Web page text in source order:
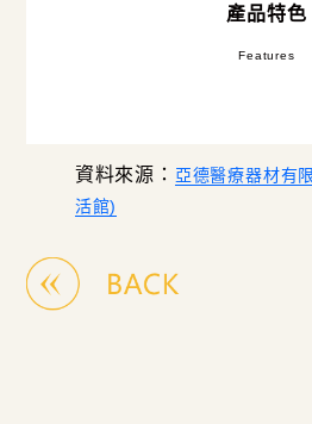
產品特色
Features
資料來源： 亞德醫療器材有
活館)